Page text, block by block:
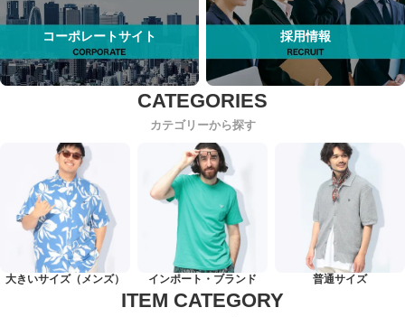
コーポレートサイト 採用情報
カテゴリーから探す
大きいサイズ（メンズ） インポート・ブランド 普通サイズ